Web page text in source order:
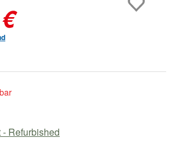
- Refurbished